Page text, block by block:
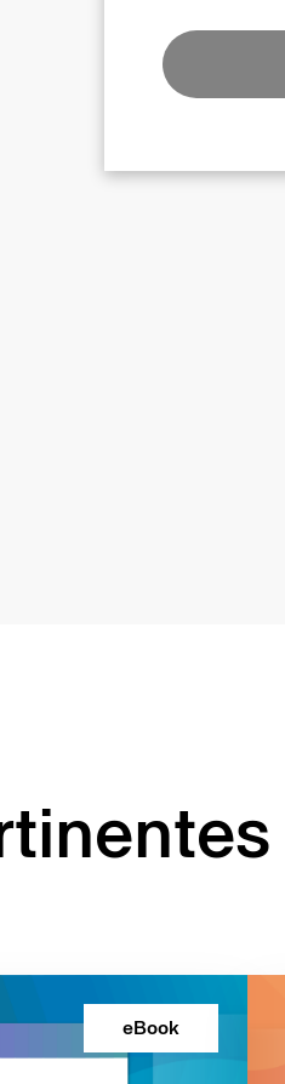
eBook